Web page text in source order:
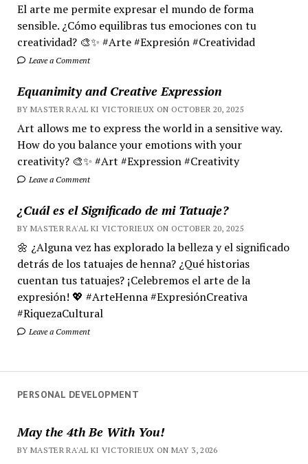
El arte me permite expresar el mundo de forma
sensible. ¿Cómo equilibras tus emociones con tu
creatividad? 🎨✨ #Arte #Expresión #Creatividad
Leave a Comment
Equanimity and Creative Expression
BY MASTER RA'AL KI VICTORIEUX ON OCTOBER 20, 2025
Art allows me to express the world in a sensitive way.
How do you balance your emotions with your
creativity? 🎨✨ #Art #Expression #Creativity
Leave a Comment
¿Cuál es el Significado de mi Tatuaje?
BY MASTER RA'AL KI VICTORIEUX ON OCTOBER 20, 2025
🌼 ¿Alguna vez has explorado la belleza y el significado
detrás de los tatuajes de henna? ¿Qué historias
cuentan tus tatuajes? ¡Celebremos el arte de la
expresión! 💖 #ArteHenna #ExpresiónCreativa
#RiquezaCultural
Leave a Comment
PERSONAL DEVELOPMENT
May the 4th Be With You!
BY MASTER RA'AL KI VICTORIEUX ON MAY 3, 2026